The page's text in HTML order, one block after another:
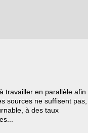
travailler en parallèle afin
sources ne suffisent pas,
à des taux